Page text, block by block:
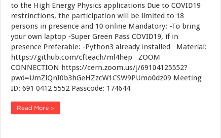
to the High Energy Physics applications Due to COVID19
restrinctions, the participation will be limited to 18
persons in presence and 10 online Mandatory: -To bring
your own laptop -Super Green Pass COVID19, if in
presence Preferable: -Python3 already installed Material:
https://github.com/cfteach/ml4hep ZOOM
CONNECTION https://cern.zoom.us/j/69104125552?
pwd=UmZlQnI0b3hGeHZzcW1CSW9PUmo0dz09 Meeting
ID: 691 0412 5552 Passcode: 174644
Read More »